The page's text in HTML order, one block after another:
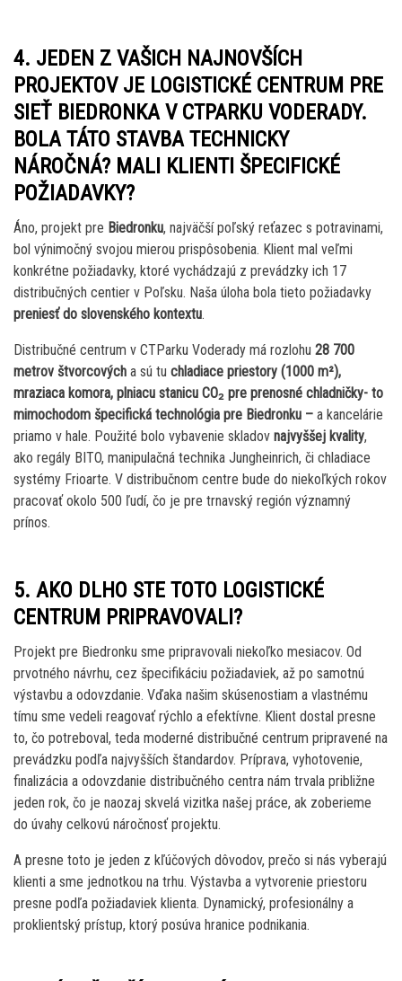
4. JEDEN Z VAŠICH NAJNOVŠÍCH
PROJEKTOV JE LOGISTICKÉ CENTRUM PRE
SIEŤ BIEDRONKA V CTPARKU VODERADY.
BOLA TÁTO STAVBA TECHNICKY
NÁROČNÁ? MALI KLIENTI ŠPECIFICKÉ
POŽIADAVKY?
Áno, projekt pre Biedronku, najväčší poľský reťazec s potravinami,
bol výnimočný svojou mierou prispôsobenia. Klient mal veľmi
konkrétne požiadavky, ktoré vychádzajú z prevádzky ich 17
distribučných centier v Poľsku. Naša úloha bola tieto požiadavky
preniesť do slovenského kontextu.
Distribučné centrum v CTParku Voderady má rozlohu 28 700
metrov štvorcových a sú tu chladiace priestory (1000 m²),
mraziaca komora, plniacu stanicu CO₂ pre prenosné chladničky- to
mimochodom špecifická technológia pre Biedronku – a kancelárie
priamo v hale. Použité bolo vybavenie skladov najvyššej kvality,
ako regály BITO, manipulačná technika Jungheinrich, či chladiace
systémy Frioarte. V distribučnom centre bude do niekoľkých rokov
pracovať okolo 500 ľudí, čo je pre trnavský región významný
prínos.
5. AKO DLHO STE TOTO LOGISTICKÉ
CENTRUM PRIPRAVOVALI?
Projekt pre Biedronku sme pripravovali niekoľko mesiacov. Od
prvotného návrhu, cez špecifikáciu požiadaviek, až po samotnú
výstavbu a odovzdanie. Vďaka našim skúsenostiam a vlastnému
tímu sme vedeli reagovať rýchlo a efektívne. Klient dostal presne
to, čo potreboval, teda moderné distribučné centrum pripravené na
prevádzku podľa najvyšších štandardov. Príprava, vyhotovenie,
finalizácia a odovzdanie distribučného centra nám trvala približne
jeden rok, čo je naozaj skvelá vizitka našej práce, ak zoberieme
do úvahy celkovú náročnosť projektu.
A presne toto je jeden z kľúčových dôvodov, prečo si nás vyberajú
klienti a sme jednotkou na trhu. Výstavba a vytvorenie priestoru
presne podľa požiadaviek klienta. Dynamický, profesionálny a
proklientský prístup, ktorý posúva hranice podnikania.